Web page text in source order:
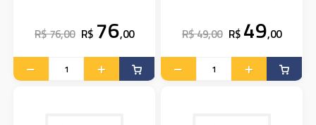
R$ 76,00 R$ 76,00 R$ 49,00 R$ 49,00